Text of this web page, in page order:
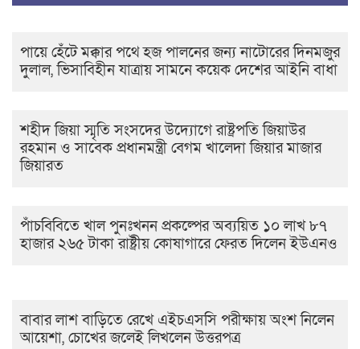
পায়ে হেঁটে মক্কার পথে হজ পালনের জন্য নাটোরের দিনমজুর
দুলাল, ভিসাবিহীন যাত্রায় সামনে কয়েক দেশের আইনি বাধা
শহীদ জিয়া স্মৃতি সংসদের উদ্যোগে রাষ্ট্রপতি জিয়াউর
রহমান ও সাবেক প্রধানমন্ত্রী বেগম খালেদা জিয়ার মাজার
জিয়ারত
পাঁচবিবিতে খাল পুনঃখনন প্রকল্পের অব্যয়িত ১০ লাখ ৮৭
হাজার ২৬৫ টাকা রাষ্ট্রীয় কোষাগারে ফেরত দিলেন ইউএনও
বাবার লাশ বাড়িতে রেখে এইচএসসি পরীক্ষায় অংশ নিলেন
আয়েশা, চোখের জলেই লিখলেন উত্তরপত্র